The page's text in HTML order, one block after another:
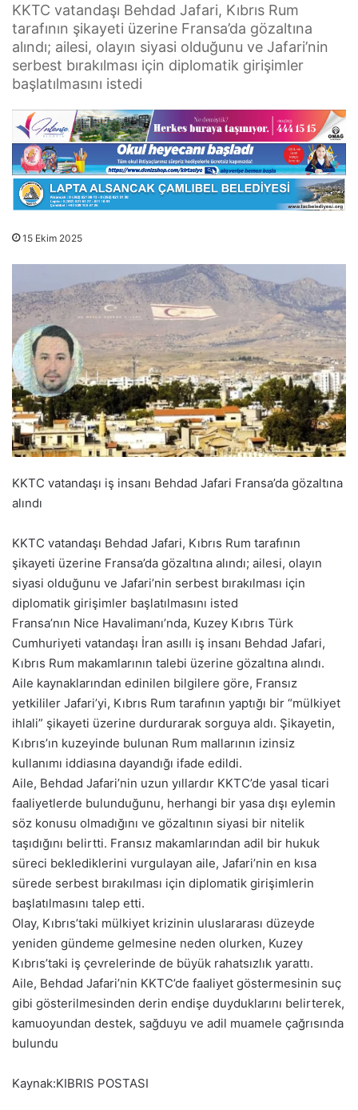
KKTC vatandaşı Behdad Jafari, Kıbrıs Rum
tarafının şikayeti üzerine Fransa’da gözaltına
alındı; ailesi, olayın siyasi olduğunu ve Jafari’nin
serbest bırakılması için diplomatik girişimler
başlatılmasını istedi
15 Ekim 2025
KKTC vatandaşı iş insanı Behdad Jafari Fransa’da gözaltına
alındı
KKTC vatandaşı Behdad Jafari, Kıbrıs Rum tarafının
şikayeti üzerine Fransa’da gözaltına alındı; ailesi, olayın
siyasi olduğunu ve Jafari’nin serbest bırakılması için
diplomatik girişimler başlatılmasını isted
Fransa’nın Nice Havalimanı’nda, Kuzey Kıbrıs Türk
Cumhuriyeti vatandaşı İran asıllı iş insanı Behdad Jafari,
Kıbrıs Rum makamlarının talebi üzerine gözaltına alındı.
Aile kaynaklarından edinilen bilgilere göre, Fransız
yetkililer Jafari’yi, Kıbrıs Rum tarafının yaptığı bir “mülkiyet
ihlali” şikayeti üzerine durdurarak sorguya aldı. Şikayetin,
Kıbrıs’ın kuzeyinde bulunan Rum mallarının izinsiz
kullanımı iddiasına dayandığı ifade edildi.
Aile, Behdad Jafari’nin uzun yıllardır KKTC’de yasal ticari
faaliyetlerde bulunduğunu, herhangi bir yasa dışı eylemin
söz konusu olmadığını ve gözaltının siyasi bir nitelik
taşıdığını belirtti. Fransız makamlarından adil bir hukuk
süreci beklediklerini vurgulayan aile, Jafari’nin en kısa
sürede serbest bırakılması için diplomatik girişimlerin
başlatılmasını talep etti.
Olay, Kıbrıs’taki mülkiyet krizinin uluslararası düzeyde
yeniden gündeme gelmesine neden olurken, Kuzey
Kıbrıs’taki iş çevrelerinde de büyük rahatsızlık yarattı.
Aile, Behdad Jafari’nin KKTC’de faaliyet göstermesinin suç
gibi gösterilmesinden derin endişe duyduklarını belirterek,
kamuoyundan destek, sağduyu ve adil muamele çağrısında
bulundu
Kaynak:KIBRIS POSTASI